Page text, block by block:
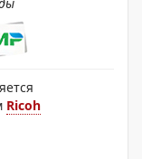
Ricoh